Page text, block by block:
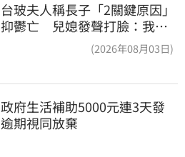
台玻夫人稱長子「2關鍵原因」
抑鬱亡 兒媳發聲打臉：我從
(2026年08月03日)
政府生活補助5000元連3天發
逾期視同放棄